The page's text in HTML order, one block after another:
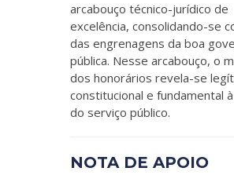
arcabouço técnico-jurídico de
excelência, consolidando-se
das engrenagens da boa
pública. Nesse arcabouço, o
dos honorários revela-se
constitucional e fundamental
do serviço público.
NOTA DE APOIO